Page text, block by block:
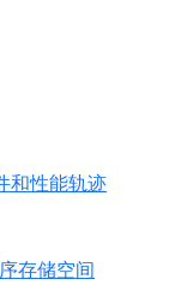
和性能轨迹
存储空间